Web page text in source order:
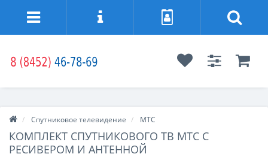
Спутниковое телевидение МТС
КОМПЛЕКТ СПУТНИКОВОГО ТВ МТС С
РЕСИВЕРОМ И АНТЕННОЙ